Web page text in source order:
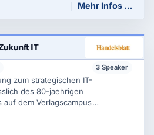
Mehr Infos …
IT
3 Speaker
zum strategischen IT-
des 80-jaehrigen
auf dem Verlagscampus